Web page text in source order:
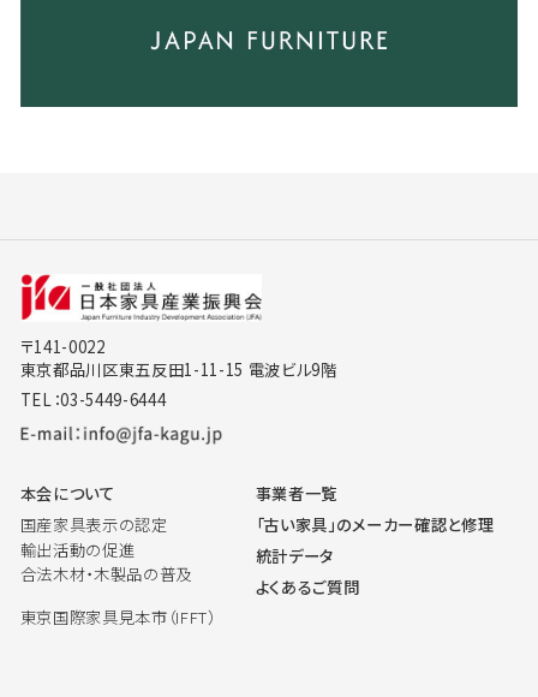
〒141-0022
東京都品川区東五反田1-11-15 電波ビル9階
TEL：03-5449-6444
本会について
国産家具表示の認定
輸出活動の促進
合法木材・木製品の普及
東京国際家具見本市（IFFT）
事業者一覧
「古い家具」のメーカー確認と修理
統計データ
よくあるご質問